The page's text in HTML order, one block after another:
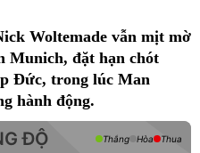
Woltemade vẫn mịt mờ
Munich, đặt hạn chót
Đức, trong lúc Man
hành động.
ĐỘ Thắng Hòa Thua